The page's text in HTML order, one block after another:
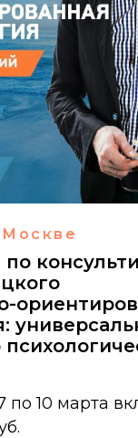
Москве
по 10 марта